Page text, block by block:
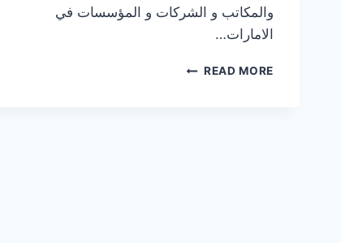
والمكاتب و الشركات و المؤسسات في
الامارات…
READ MORE